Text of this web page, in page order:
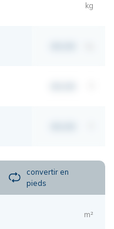
kg
convertir en
pieds
m²